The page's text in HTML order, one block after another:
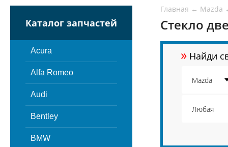
Каталог запчастей
Acura
Alfa Romeo
Audi
Bentley
BMW
Главная ← Mazda
Стекло
» Найди